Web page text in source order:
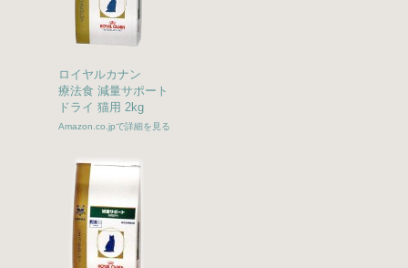
ロイヤルカナン
療法食 減量サポート
ドライ 猫用 2kg
Amazon.co.jpで詳細を見る